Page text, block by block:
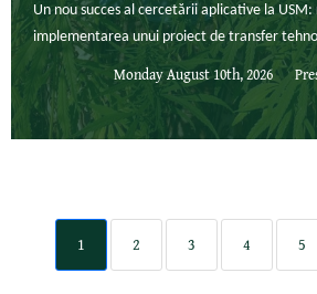
Un nou succes al cercetării aplicative la
implementarea unui proiect de transfer
Monday August 10th, 2026
1 2 3 4 5